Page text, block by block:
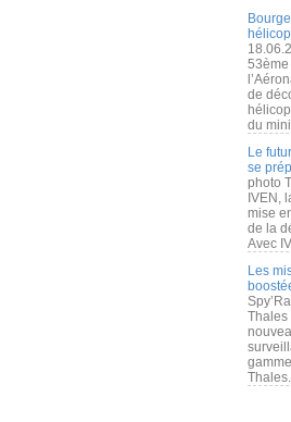
de
du
Le
se
photo
IVEN,
mise
de la
Avec
Les
Thales